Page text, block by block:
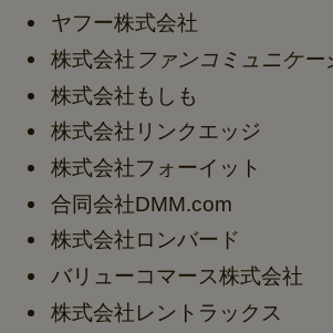
ヤフー株式会社
株式会社 ファンコミュニケー
株式会社もしも
株式会社リンクエッジ
株式会社フォーイット
合同会社DMM.com
株式会社ロンバード
バリューコマース株式会社
株式会社レントラックス